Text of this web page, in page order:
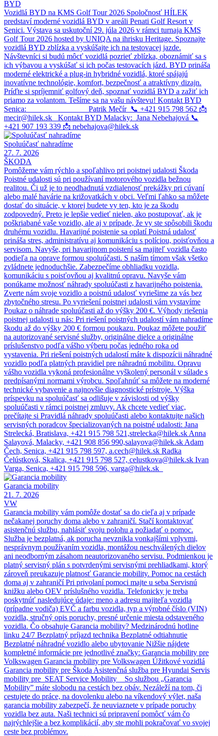
BYD
Vozidlá BYD na KMS Golf Tour 2026 Spoločnosť HÍLEK
predstaví moderné vozidlá BYD v areáli Penati Golf Resort v
Senici. Výstava sa uskutoční 29. júla 2026 v rámci turnaja KMS
Golf Tour 2026 hosted by UNIQA na ihrisku Heritage. Spoznajte
vozidlá BYD zblízka a vyskúšajte ich na testovacej jazde.
Návštevníci si budú môcť vozidlá pozrieť zblízka, oboznámiť sa s
ich výbavou a vyskúšať si ich počas testovacích jázd. BYD prináša
moderné elektrické a plug-in hybridné vozidlá, ktoré spájajú
inovatívne technológie, komfort, bezpečnosť a atraktívny dizajn.
Príďte si spríjemniť golfový deň, spoznať vozidlá BYD a zažiť ich
priamo za volantom. Tešíme sa na vašu návštevu! Kontakt BYD
Senica: Patrik Mečír 📞 +421 915 798 562 📩
mecir@hilek.sk Kontakt BYD Malacky: Jana Nebehajová 📞
+421 907 193 339 📩 nebehajova@hilek.sk
Spoluúčasť nahradíme
27. 7. 2026
ŠKODA
Pomôžeme vám rýchlo a spoľahlivo pri poistnej udalosti Škoda
Poistné udalosti sú pri používaní motorového vozidla bežnou
realitou. Či už je to neodhadnutá vzdialenosť prekážky pri cúvaní
alebo malé havárie na križovatkách v obci. Veľmi ľahko sa môžete
dostať do situácie, v ktorej budete vy ten, kto je za škodu
zodpovedný. Preto je lepšie vedieť nielen, ako postupovať, ak je
poškriabané vaše vozidlo, ale aj v prípade, že vy ste spôsobili škodu
druhému vozidlu. Havarijné poistenie sa oplatí Poistná udalosť
prináša stres, administratívu aj komunikáciu s políciou, poisťovňou a
servisom. Navyše, pri havarijnom poistení sa majiteľ vozidla často
podieľa na oprave formou spoluúčasti. S naším tímom však všetko
zvládnete jednoduchšie. Zabezpečíme obhliadku vozidla,
komunikáciu s poisťovňou aj kvalitnú opravu. Navyše vám
ponúkame možnosť náhrady spoluúčasti z havarijného poistenia.
Zverte nám svoje vozidlo a poistnú udalosť vyriešime za vás bez
zbytočného stresu. Po vyriešení poistnej udalosti vám vystavíme
Poukaz o náhrade spoluúčasti až do výšky 200 €. Výhody riešenia
poistnej udalosti u nás: Pri riešení poistných udalostí vám nahradíme
škodu až do výšky 200 € formou poukazu. Poukaz môžete použiť
na autorizované servisné služby, originálne dielce a originálne
príslušenstvo podľa vášho výberu počas jedného roka od
vystavenia. Pri riešení poistných udalostí máte k dispozícii náhradné
vozidlo podľa platných pravidiel pre náhradnú mobilitu. Opravu
vášho vozidla vykoná profesionálne vyškolený personál v súlade s
predpísanými normami výrobcu. Spoľahnúť sa môžete na moderné
technické vybavenie a najnovšie diagnostické prístroje. Výška
príspevku na spoluúčasť sa odlišuje v závislosti od výšky
spoluúčasti v rámci poistnej zmluvy. Ak chcete vedieť viac,
prečítajte si Pravidlá náhrady spoluúčasti alebo kontaktujte našich
servisných poradcov špecializovaných na poistné udalosti: Jana
Strelecká, Bratislava, +421 915 798 521,strelecka@hilek.sk Anna
Salayová, Malacky, +421 908 856 990,salayova@hilek.sk Adam
Čech, Senica, +421 915 798 597, a.cech@hilek.sk Radka
Čelústková, Skalica, +421 915 798 527, celustkova@hilek.sk Ivan
Varga, Senica, +421 915 798 596, varga@hilek.sk
Garancia mobility
21. 7. 2026
VW
Garancia mobility vám pomôže dostať sa do cieľa aj v prípade
nečakanej poruchy doma alebo v zahraničí. Stačí kontaktovať
asistenčnú službu, nahlásiť svoju polohu a požiadať o pomoc.
Služba je bezplatná, ak porucha nevznikla vonkajšími vplyvmi,
nesprávnym používaním vozidla, montážou neschválených dielov
ani neodborným zásahom neautorizovaného servisu. Podmienkou je
platný servisný plán s potvrdenými servisnými prehliadkami, ktorý
zároveň preukazuje platnosť Garancie mobility. Pomoc na cestách
doma aj v zahraničí Pri privolaní pomoci majte u seba Servisnú
knižku alebo OEV príslušného vozidla. Telefonicky je treba
poskytnúť nasledujúce údaje: meno a adresu majiteľa vozidla
(prípadne vodiča) EVČ a farbu vozidla, typ a výrobné číslo (VIN)
vozidla, stručný opis poruchy, presné určenie miesta odstaveného
vozidla. Čo obsahuje Garancia mobility? Medzinárodnú hotline
linku 24/7 Bezplatný príjazd technika Bezplatné odtiahnutie
Bezplatné náhradné vozidlo alebo ubytovanie Nižšie nájdete
kompletné informácie pre jednotlivé značky: Garancia mobility pre
Volkswagen Garancia mobility pre Volkswagen Úžitkové vozidlá
Garancia mobility pre Škoda Asistenčná služba pre Hyundai Servis
mobility pre SEAT Service Mobility So službou „Garancia
Mobility” máte slobodu na cestách bez obáv. Nezáleží na tom, či
cestujete do práce, na dovolenku alebo na víkendový výlet, naša
garancia mobility zabezpečí, že neuviaznete v prípade poruchy
vozidla bez auta. Naši technici sú pripravení pomôcť vám čo
najrýchlejšie a bez komplikácií, aby ste mohli pokračovať vo svojej
ceste bez problémov.